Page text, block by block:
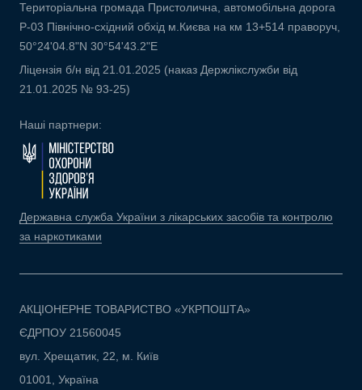
Територіальна громада Пристолична, автомобільна дорога
Р-03 Північно-східний обхід м.Києва на км 13+514 праворуч,
50°24'04.8"N 30°54'43.2"E
Ліцензія б/н від 21.01.2025 (наказ Держлікслужби від
21.01.2025 № 93-25)
Наші партнери:
Державна служба України з лікарських засобів та контролю
за наркотиками
АКЦІОНЕРНЕ ТОВАРИСТВО «УКРПОШТА»
ЄДРПОУ 21560045
вул. Хрещатик, 22, м. Київ
01001, Україна